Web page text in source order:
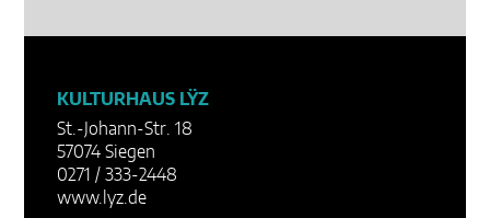
KULTURHAUS LŸZ
St.-Johann-Str. 18
57074 Siegen
0271 / 333-2448
www.lyz.de